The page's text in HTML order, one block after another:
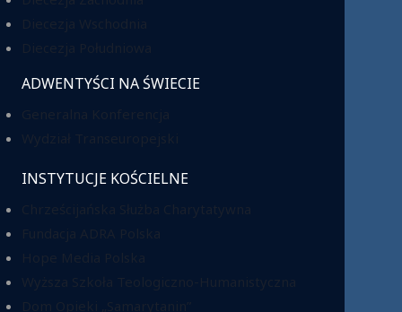
ADWENTYŚCI NA ŚWIECIE
INSTYTUCJE KOŚCIELNE